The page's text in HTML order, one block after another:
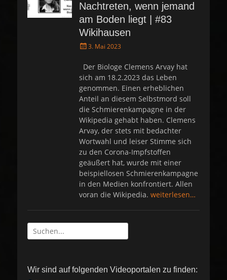
Nachtreten, wenn jemand
am Boden liegt | #83
Wikihausen
P
e
d
o
n
3. Mai 2023
Der Biologe Clemens Arvay hat
sich am 18.2.2023 das Leben
genommen. Einen erheblichen
Anteil an diesem Selbstmord soll
die Schmierenkampagne in der
Wikipedia gehabt haben. Clemens
Arvay, der stets mit bedachter
Wortwahl und leiser Stimme sich
zu den Corona-Impfstoffen
geäußert hat, wurde mit einer
beispiellosen Schmierenkampagne
in den Medien konfrontiert. Allen
voran die Wikipedia. weiterlesen…
Suche
nach:
Wir sind auf folgenden Videoportalen zu finden: